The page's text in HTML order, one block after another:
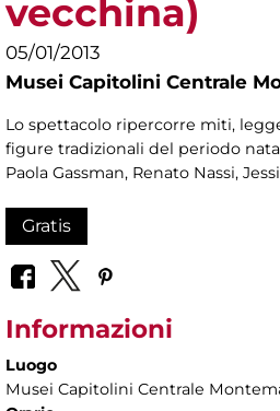
vecchina)
05/01/2013
Musei Capitolini Centrale
Lo spettacolo ripercorre miti,
figure tradizionali del periodo
Paola Gassman, Renato Nassi,
Gratis
Informazioni
Luogo
Musei Capitolini Centrale